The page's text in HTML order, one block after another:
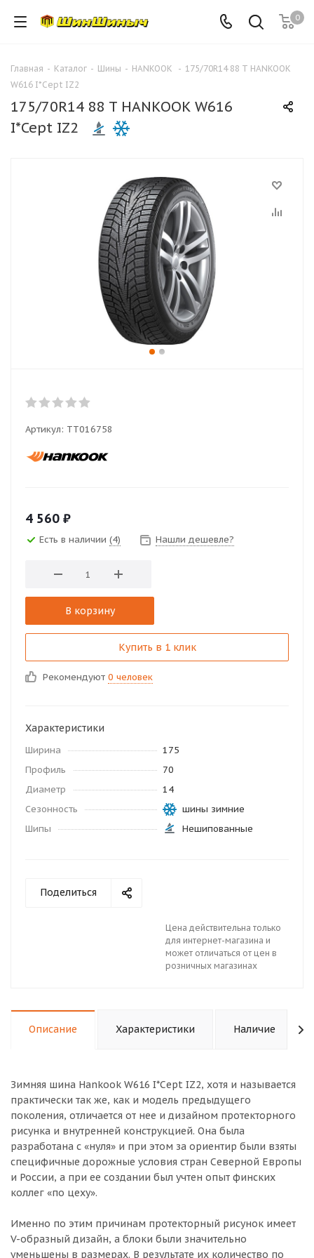
0
Главная - Каталог - Шины - HANKOOK - 175/70R14 88 T HANKOOK
W616 I*Cept IZ2
175/70R14 88 T HANKOOK W616
I*Cept IZ2
Артикул: TT016758
4 560 ₽
Есть в наличии (4) Нашли дешевле?
В корзину
Купить в 1 клик
Рекомендуют 0 человек
Характеристики
Ширина
175
Профиль
70
Диаметр
14
Сезонность
шины зимние
Шипы
Нешипованные
Поделиться
Цена действительна только
для интернет-магазина и
может отличаться от цен в
розничных магазинах
Описание Характеристики Наличие
Зимняя шина Hankook W616 I*Cept IZ2, хотя и называется
практически так же, как и модель предыдущего
поколения, отличается от нее и дизайном протекторного
рисунка и внутренней конструкцией. Она была
разработана с «нуля» и при этом за ориентир были взяты
специфичные дорожные условия стран Северной Европы
и России, а при ее создании был учтен опыт финских
коллег «по цеху».
Именно по этим причинам протекторный рисунок имеет
V-образный дизайн, а блоки были значительно
уменьшены в размерах. В результате их количество по